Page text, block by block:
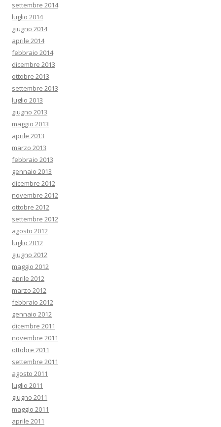
settembre 2014
luglio 2014
giugno 2014
aprile 2014
febbraio 2014
dicembre 2013
ottobre 2013
settembre 2013
luglio 2013
giugno 2013
maggio 2013
aprile 2013
marzo 2013
febbraio 2013
gennaio 2013
dicembre 2012
novembre 2012
ottobre 2012
settembre 2012
agosto 2012
luglio 2012
giugno 2012
maggio 2012
aprile 2012
marzo 2012
febbraio 2012
gennaio 2012
dicembre 2011
novembre 2011
ottobre 2011
settembre 2011
agosto 2011
luglio 2011
giugno 2011
maggio 2011
aprile 2011